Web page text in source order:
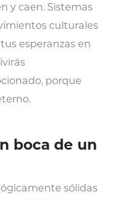
y caen. Sistemas
culturales
esperanzas en
porque
boca de un
sólidas